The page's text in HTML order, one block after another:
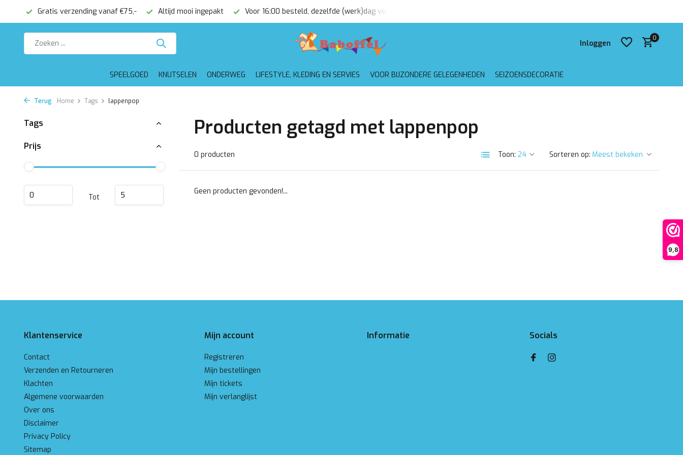
9,8
Gratis verzending vanaf €75,- Altijd mooi ingepakt Voor 16:00 besteld, dezelfde (werk)dag verzonden
Inloggen
0
SPEELGOED KNUTSELEN ONDERWEG LIFESTYLE, KLEDING EN SERVIES VOOR BIJZONDERE GELEGENHEDEN SEIZOENSDECORATIE
Terug Home Tags lappenpop
Tags
Prijs
Tot
Producten getagd met lappenpop
0 producten Toon: Sorteren op:
Geen producten gevonden!...
Klantenservice
Contact
Verzenden en Retourneren
Klachten
Algemene voorwaarden
Over ons
Disclaimer
Privacy Policy
Sitemap
Mijn account
Registreren
Mijn bestellingen
Mijn tickets
Mijn verlanglijst
Informatie Socials